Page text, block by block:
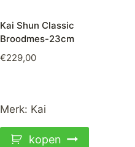
Kai Shun Classic
Broodmes-23cm
€229,00
Merk: Kai
kopen